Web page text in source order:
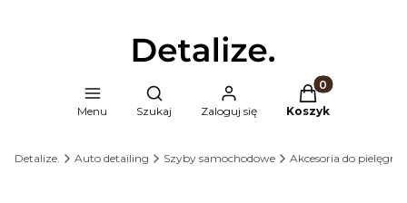
Menu
Otwórz wyszukiwarkę
Szukaj Zaloguj się
Produkty w
Koszyk
Detalize. Auto detailing Szyby samochodowe Akcesoria do